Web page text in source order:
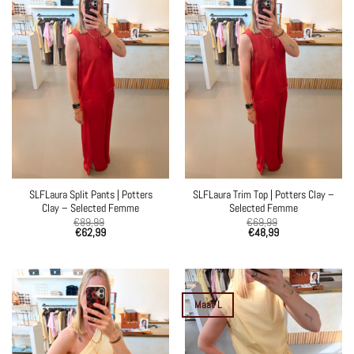
SLFLaura Split Pants | Potters
Clay – Selected Femme
€89,99
€62,99
SLFLaura Trim Top | Potters Clay –
Selected Femme
€69,99
€48,99
Maat L